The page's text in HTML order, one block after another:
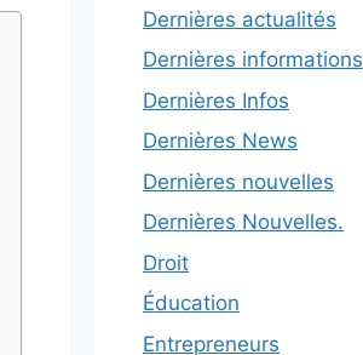
Dernières actualités
Dernières informations
Dernières Infos
Dernières News
Dernières nouvelles
Dernières Nouvelles.
Droit
Éducation
Entrepreneurs